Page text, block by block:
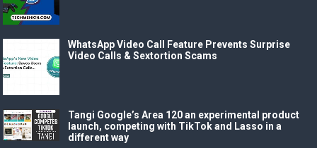
WhatsApp Video Call Feature Prevents Surprise
Video Calls & Sextortion Scams
Tangi Google’s Area 120 an experimental product
launch, competing with TikTok and Lasso in a
different way